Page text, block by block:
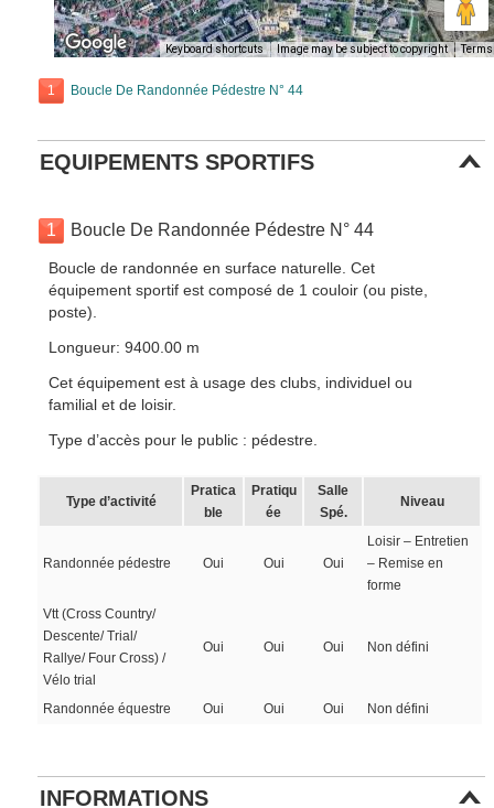
Keyboard shortcuts Image may be subject to copyright Terms
1 Boucle De Randonnée Pédestre N° 44
EQUIPEMENTS SPORTIFS
1 Boucle De Randonnée Pédestre N° 44
Boucle de randonnée en surface naturelle. Cet
équipement sportif est composé de 1 couloir (ou piste,
poste).
Longueur: 9400.00 m
Cet équipement est à usage des clubs, individuel ou
familial et de loisir.
Type d’accès pour le public : pédestre.
Type d’activité
Pratica
ble
Pratiqu
ée
Salle
Spé.
Niveau
Randonnée pédestre Oui Oui Oui
Loisir – Entretien
– Remise en
forme
Vtt (Cross Country/
Descente/ Trial/
Rallye/ Four Cross) /
Vélo trial
Oui Oui Oui Non défini
Randonnée équestre Oui Oui Oui Non défini
INFORMATIONS